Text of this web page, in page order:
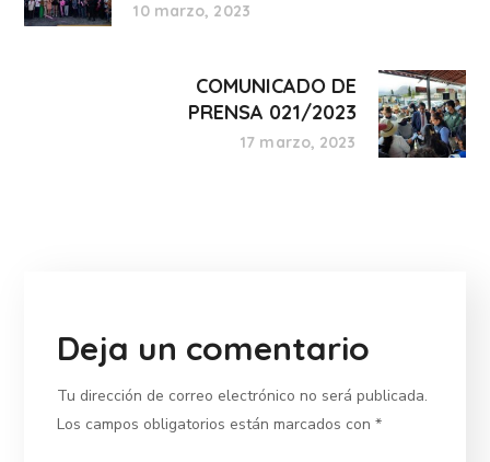
10 marzo, 2023
COMUNICADO DE
PRENSA 021/2023
17 marzo, 2023
Deja un comentario
Tu dirección de correo electrónico no será publicada.
Los campos obligatorios están marcados con*